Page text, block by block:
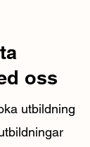
oss
utbildning